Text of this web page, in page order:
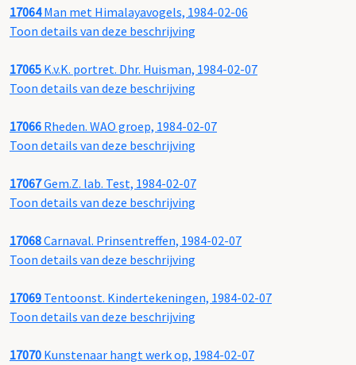
17064Man met Himalayavogels, 1984-02-06
Toon details van deze beschrijving
17065 K.v.K. portret. Dhr. Huisman, 1984-02-07
Toon details van deze beschrijving
17066 Rheden. WAO groep, 1984-02-07
Toon details van deze beschrijving
17067Gem.Z. lab. Test, 1984-02-07
Toon details van deze beschrijving
17068Carnaval. Prinsentreffen, 1984-02-07
Toon details van deze beschrijving
17069 Tentoonst. Kindertekeningen, 1984-02-07
Toon details van deze beschrijving
17070 Kunstenaar hangt werk op, 1984-02-07